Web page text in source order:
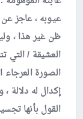
عيوبه ، عاجز
ظن غير هذا ،
العشيقة / التي
الصورة العرجاء
إكدال له دلالة
القول بأنها